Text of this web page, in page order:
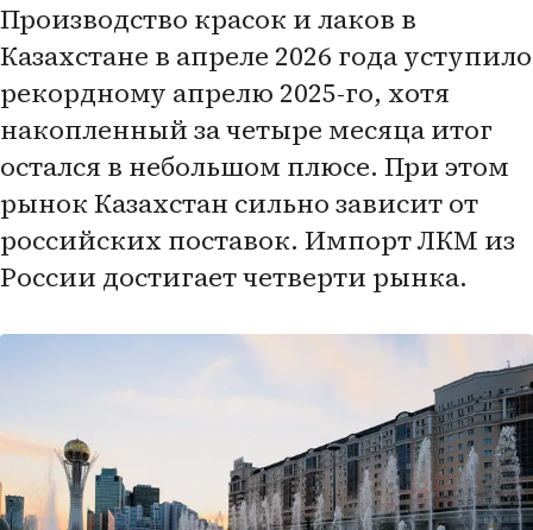
Производство красок и лаков в
Казахстане в апреле 2026 года уступило
рекордному апрелю 2025-го, хотя
накопленный за четыре месяца итог
остался в небольшом плюсе. При этом
рынок Казахстан сильно зависит от
российских поставок. Импорт ЛКМ из
России достигает четверти рынка.